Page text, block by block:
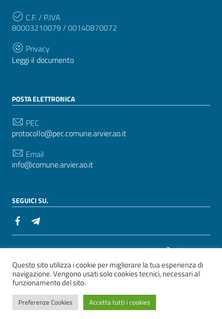
C.F. / P.IVA
80003210079 / 00140870072
Privacy
Leggi il documento
POSTA ELETTRONICA
PEC
protocollo@pec.comune.arvier.ao.it
Email
info@comune.arvier.ao.it
SEGUICI SU.
Sezione Link Utili
Whistelblowing | Dichiarazione accessibilità
| Tema
grafico ItaliaWP2 | Basato sul Prototipo per siti PA di
AgID
ver. 2
Questo sito utilizza i cookie per migliorare la tua esperienza di
navigazione. Vengono usati solo cookies tecnici, necessari al
funzionamento del sito.
Preferenze Cookies Accetta tutti i cookies